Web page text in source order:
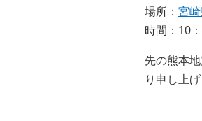
場所： 宮
時間：10
先の熊本
り申し上げ